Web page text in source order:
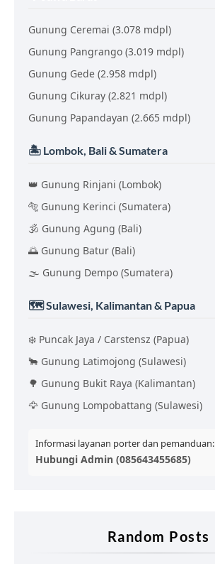
Gunung Ceremai (3.078 mdpl)
Gunung Pangrango (3.019 mdpl)
Gunung Gede (2.958 mdpl)
Gunung Cikuray (2.821 mdpl)
Gunung Papandayan (2.665 mdpl)
🏝️ Lombok, Bali & Sumatera
👑 Gunung Rinjani (Lombok)
🐅 Gunung Kerinci (Sumatera)
🕉️ Gunung Agung (Bali)
🌅 Gunung Batur (Bali)
🌫️ Gunung Dempo (Sumatera)
🗺️ Sulawesi, Kalimantan & Papua
❄️ Puncak Jaya / Carstensz (Papua)
🐂 Gunung Latimojong (Sulawesi)
🌳 Gunung Bukit Raya (Kalimantan)
🦅 Gunung Lompobattang (Sulawesi)
Informasi layanan porter dan pemanduan:
Hubungi Admin (085643455685)
Random Posts